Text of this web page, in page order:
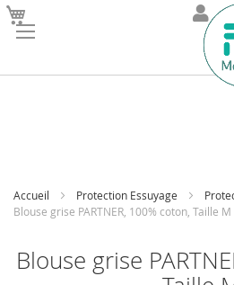
Accueil Protection Essuyage
Blouse grise PARTNER, 100% coton, Taille M
Blouse grise